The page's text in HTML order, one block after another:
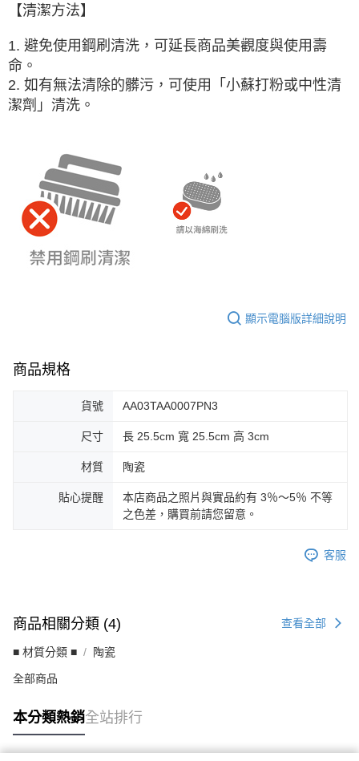
【清潔方法】
1. 避免使用鋼刷清洗，可延長商品美觀度與使用壽
命。
2. 如有無法清除的髒污，可使用「小蘇打粉或中性清
潔劑」清洗。
顯示電腦版詳細說明
商品規格
貨號 AA03TAA0007PN3
尺寸 長 25.5cm 寬 25.5cm 高 3cm
材質 陶瓷
貼心提醒
本店商品之照片與實品約有 3％～5％ 不等
之色差，購買前請您留意。
客服
商品相關分類 (4) 查看全部
■ 材質分類 ■ 陶瓷
全部商品
本分類熱銷全站排行